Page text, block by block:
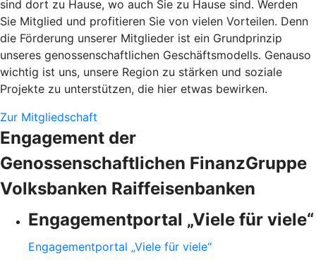
sind dort zu Hause, wo auch Sie zu Hause sind. Werden
Sie Mitglied und profitieren Sie von vielen Vorteilen. Denn
die Förderung unserer Mitglieder ist ein Grundprinzip
unseres genossenschaftlichen Geschäftsmodells. Genauso
wichtig ist uns, unsere Region zu stärken und soziale
Projekte zu unterstützen, die hier etwas bewirken.
Zur Mitgliedschaft
Engagement der
Genossenschaftlichen FinanzGruppe
Volksbanken Raiffeisenbanken
Engagementportal „Viele für viele“
Engagementportal „Viele für viele“